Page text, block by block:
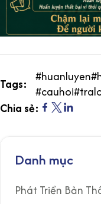
Tags: #huanluyen#
#cauhoi#
Chia sẻ:
Danh mục
Phát Triển Bản